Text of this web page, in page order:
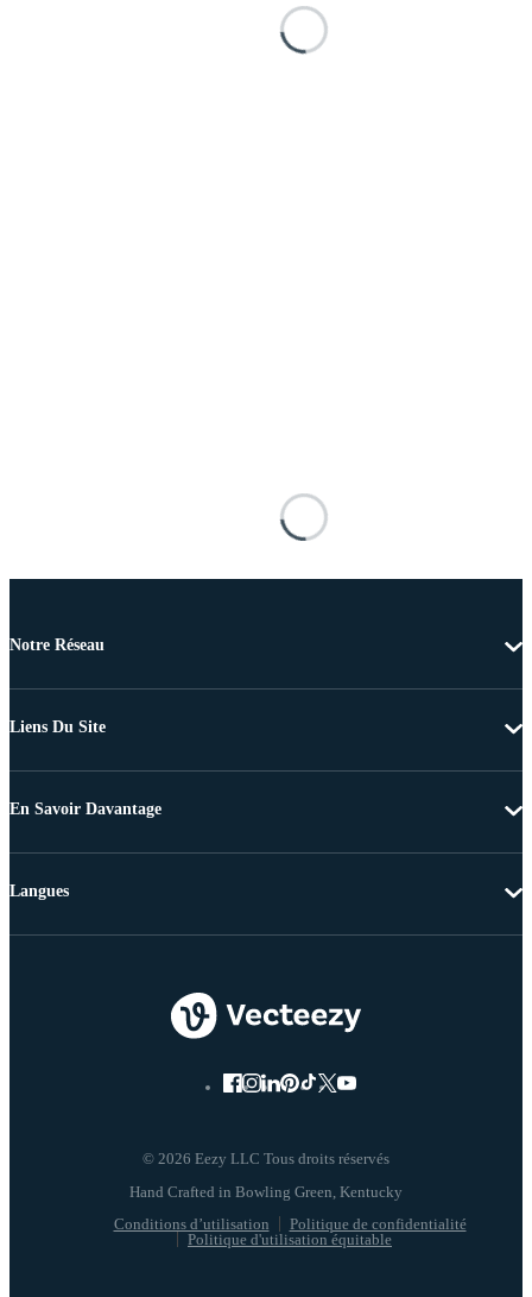
Notre Réseau
Liens Du Site
En Savoir Davantage
© 2026 Eezy LLC Tous droits réservés
Conditions d’utilisation
Politique de confidentialité
Politique d'utilisation équitable
Langues